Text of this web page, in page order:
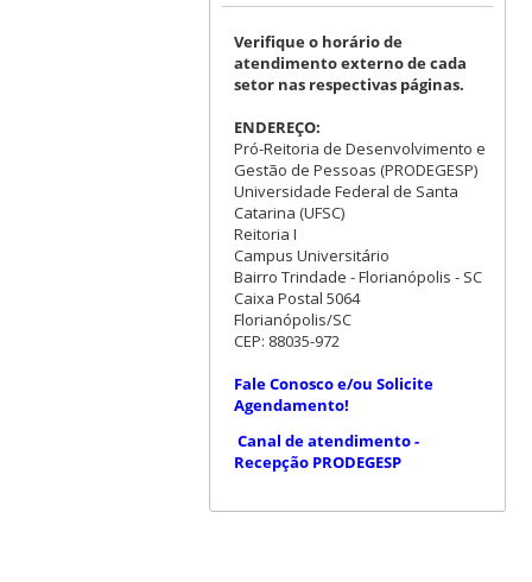
Verifique o horário de
atendimento externo de cada
setor nas respectivas páginas.
ENDEREÇO:
Pró-Reitoria de Desenvolvimento e
Gestão de Pessoas (PRODEGESP)
Universidade Federal de Santa
Catarina (UFSC)
Reitoria I
Campus Universitário
Bairro Trindade - Florianópolis - SC
Caixa Postal 5064
Florianópolis/SC
CEP: 88035-972
Fale Conosco e/ou Solicite
Agendamento!
Canal de atendimento -
Recepção PRODEGESP